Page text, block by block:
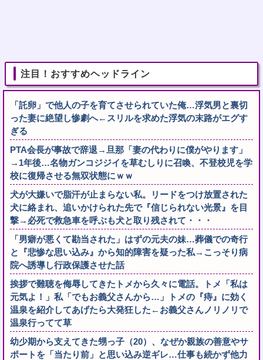
注目！おすすめヘッドライン
「託卵」で他人の子を育てさせられていた俺…浮気男と裏切
った妻に絶望し惨劇へ←スリルを求めた浮気の末路がエグす
ぎる
PTA会長が事故で辞退→旦那「妻の代わりに僕がやります」
→1年後…名物ガンコジジイを草むしりに召喚、不登校児を学
校に復帰させる無双状態にｗｗ
犬が大嫌いで脂汗が止まらない私。リードをつけ放置された
犬に絡まれ、追いかけられた先で『信じられない光景』を目
撃→必死で救急車を呼ぶも犬と取り残されて・・・
「男癖が悪くて勘当された」はずの元夫の妹…葬儀での奇行
と『悲惨な思い込み』から知的障害を疑った私→こっそり病
院へ誘導し行政保護させた話
挨拶で難聴を侮辱してきたトメから久々に電話。トメ「私は
元気よ！」私「でもお義父さんから…」トメの『痔』に効く
温泉を紹介してあげたら大発狂した←お義父さんノリノリで
温泉行ってて草
幼少期から支えてきた甥っ子（20）、なぜか親族の善意やサ
ポートを「当たり前」と思い込み逆ギレ…仕事も続かず他力